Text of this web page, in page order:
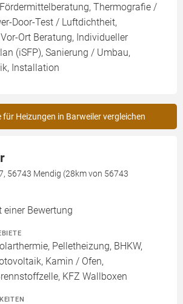
Thermografie /
Door-Test / Luftdichtheit,
Ort Beratung, Individueller
(iSFP), Sanierung / Umbau,
Installation
Heizungen in Barweiler vergleichen
56743 Mendig (28km von 56743
einer Bewertung
Pelletheizung, BHKW,
Kamin / Ofen,
KFZ Wallboxen